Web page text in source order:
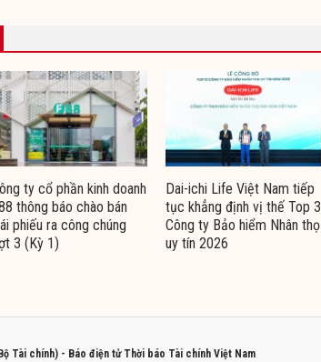
ty cổ phần kinh doanh
thông báo chào bán
phiếu ra công chúng
3 (Kỳ 1)
Dai-ichi Life Việt Nam tiếp
tục khẳng định vị thế Top 3
Công ty Bảo hiểm Nhân thọ
uy tín 2026
Tài chính) - Báo điện tử Thời báo Tài chính Việt Nam